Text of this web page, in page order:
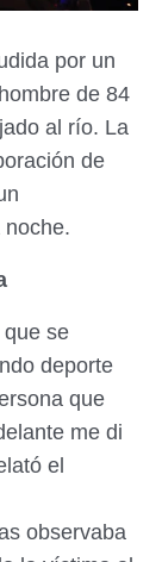
por un
de 84
al río. La
de
se
deporte
que
me di
el
observaba